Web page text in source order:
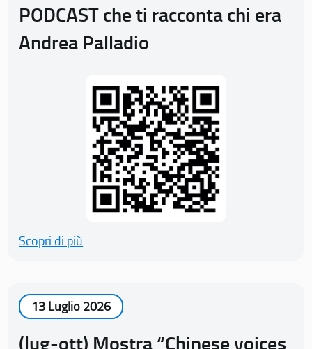
PODCAST che ti racconta chi era
Andrea Palladio
Scopri di più
13 Luglio 2026
(lug-ott) Mostra “Chinese voices